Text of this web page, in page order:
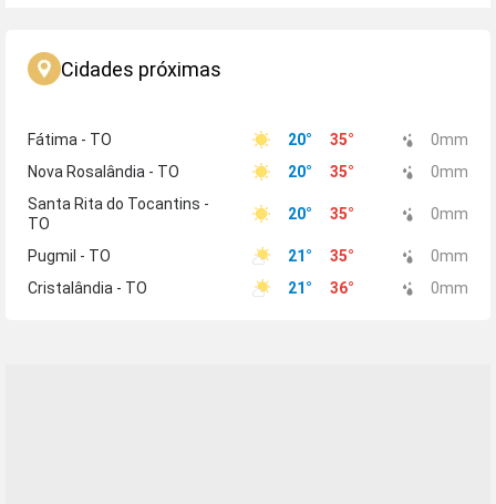
Cidades próximas
Fátima - TO 20° 35° 0mm
Nova Rosalândia - TO
20° 35° 0mm
Santa Rita do Tocantins -
TO
20° 35° 0mm
Pugmil - TO 21° 35° 0mm
Cristalândia - TO
21° 36° 0mm